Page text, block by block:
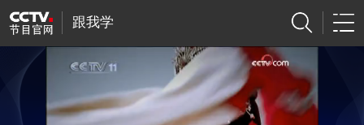
跟我学